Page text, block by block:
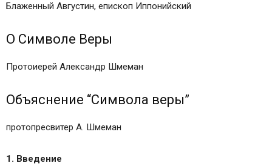
Блаженный Августин, епископ Иппонийский
О Символе Веры
Протоиерей Александр Шмеман
Объяснение “Символа веры”
протопресвитер А. Шмеман
1. Введение